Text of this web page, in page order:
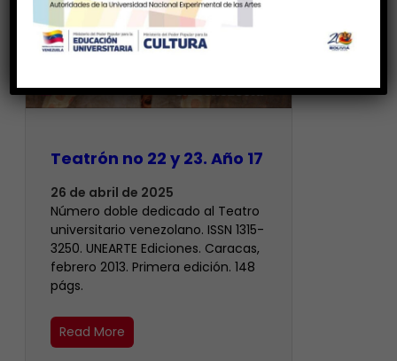
Teatrón no 22 y 23. Año 17
26 de abril de 2025
Número doble dedicado al Teatro
universitario venezolano. ISSN 1315-
3250. UNEARTE Ediciones. Caracas,
febrero 2013. Primera edición. 148
págs.
Read More